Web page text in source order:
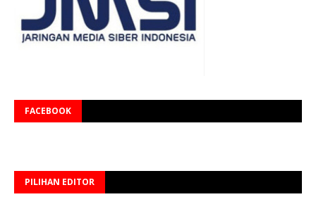
FACEBOOK
PILIHAN EDITOR